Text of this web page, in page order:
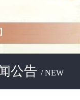
公告 / NEW